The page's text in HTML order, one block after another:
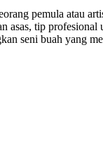
pemula atau
tip
seni buah yang